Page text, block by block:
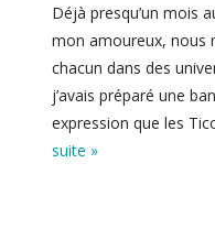
Déjà presqu’un mois
mon amoureux, nous
chacun dans des
j’avais préparé une
expression que les
suite »